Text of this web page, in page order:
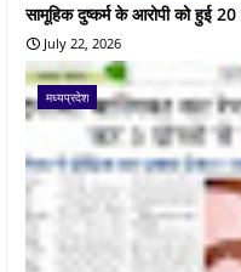
सामूहिक दुष्कर्म के आरोपी को हुई 20
July 22, 2026
मध्यप्रदेश